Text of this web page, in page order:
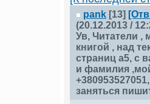
pank [13]
(20.12.2013 /
Ув, Читатели ,
книгой , над
страниц а5, с
и фамилия
заняться